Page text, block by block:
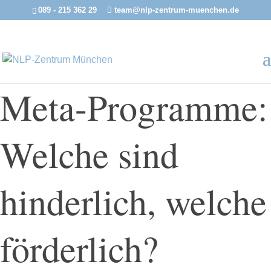
089 - 215 362 29 team@nlp-zentrum-muenchen.de
Meta-Programme:
Welche sind
hinderlich, welche
förderlich?